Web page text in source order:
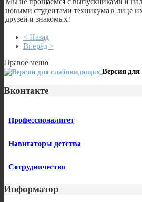
новыми студентами техникума в лице
друзей и знакомых!
< Назад
Вперёд >
Правое меню
Версия
Вконтакте
Профессионалитет
Навигаторы детства
Сотрудничество
Информатор